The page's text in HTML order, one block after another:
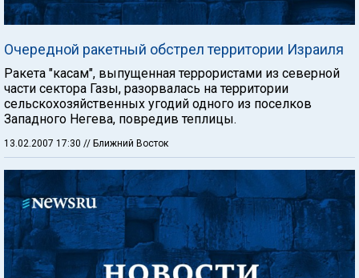
Очередной ракетный обстрел территории Израиля
Ракета "касам", выпущенная террористами из северной
части сектора Газы, разорвалась на территории
сельскохозяйственных угодий одного из поселков
Западного Негева, повредив теплицы.
13.02.2007 17:30 // Ближний Восток